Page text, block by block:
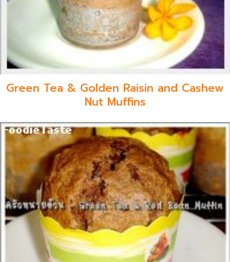
Green Tea & Golden Raisin and Cashew
Nut Muffins